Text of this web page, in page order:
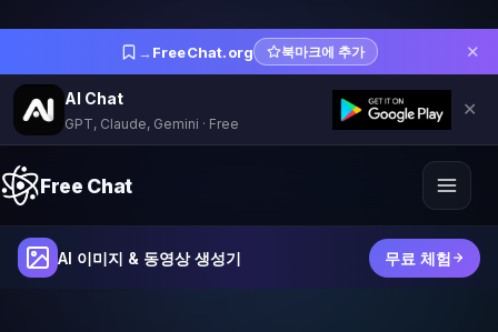
→ FreeChat.org 북마크에 추가 ✕
AI Chat
GPT, Claude, Gemini · Free
✕
Free Chat
AI 이미지 & 동영상 생성기 무료 체험